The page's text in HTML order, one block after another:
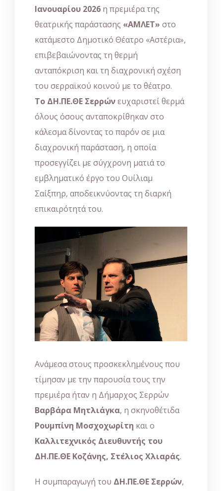
Ιανουαρίου 2026 η πρεμιέρα της
θεατρικής παράστασης «ΑΜΛΕΤ» στο
κατάμεστο Δημοτικό Θέατρο «Αστέρια»,
επιβεβαιώνοντας τη θερμή
ανταπόκριση και τη διαχρονική σχέση
του σερραϊκού κοινού με το θέατρο.
Το ΔΗ.ΠΕ.ΘΕ Σερρώνευχαριστεί θερμά
όλους όσους ανταποκρίθηκαν στο
κάλεσμα δίνοντας το παρόν σε μια
διαχρονική παράσταση, η οποία
προσεγγίζει με σύγχρονη ματιά το
εμβληματικό έργο του Ουίλιαμ
Σαίξπηρ, αποδεικνύοντας τη διαρκή
επικαιρότητά του.
Ανάμεσα στους προσκεκλημένους που
τίμησαν με την παρουσία τους την
πρεμιέρα ήταν η Δήμαρχος Σερρών
Βαρβάρα Μητλιάγκα, η σκηνοθέτιδα
Ρουμπίνη Μοσχοχωρίτη και ο
Καλλιτεχνικός Διευθυντής του
ΔΗ.ΠΕ.ΘΕ Κοζάνης, Στέλιος Χλιαράς.
Η συμπαραγωγή του ΔΗ.ΠΕ.ΘΕ Σερρών,